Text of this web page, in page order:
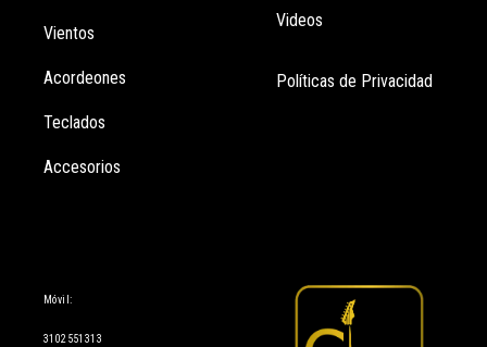
Vientos
Acordeones
Teclados
Accesorios
Videos
Políticas de Privacidad
Móvil:
3102551313